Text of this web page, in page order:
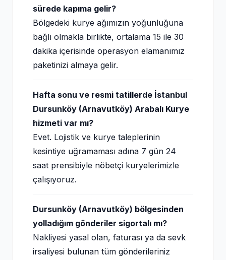
sürede kapıma gelir?
Bölgedeki kurye ağımızın yoğunluğuna
bağlı olmakla birlikte, ortalama 15 ile 30
dakika içerisinde operasyon elamanımız
paketinizi almaya gelir.
Hafta sonu ve resmi tatillerde İstanbul
Dursunköy (Arnavutköy) Arabalı Kurye
hizmeti var mı?
Evet. Lojistik ve kurye taleplerinin
kesintiye uğramaması adına 7 gün 24
saat prensibiyle nöbetçi kuryelerimizle
çalışıyoruz.
Dursunköy (Arnavutköy) bölgesinden
yolladığım gönderiler sigortalı mı?
Nakliyesi yasal olan, faturası ya da sevk
irsaliyesi bulunan tüm gönderileriniz